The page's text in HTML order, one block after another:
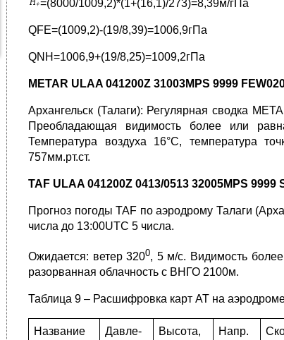
=(8000/1009,2)*(1+(16,1)/273)=8,39м/гПа
QFE=(1009,2)-(19/8,39)=1006,9гПа
QNH=1006,9+(19/8,25)=1009,2гПа
METAR ULAA 041200Z 31003MPS 9999
Архангельск (Талаги): Регулярная сводка
Преобладающая видимость более или
Температура воздуха 16°С, температура
757мм.рт.ст.
TAF ULAA 041200Z 0413/0513 32005MPS 9999
Прогноз погоды TAF по аэродрому Талаги
числа до 13:00UTC 5 числа.
Ожидается: ветер 3200, 5 м/с. Видимость
разорванная облачность с ВНГО 2100м.
Таблица 9 – Расшифровка карт АТ на
Название
Давле-
Высота,
Напр.